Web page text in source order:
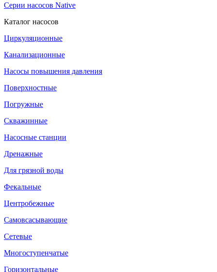
Серии насосов Native
Каталог насосов
Циркуляционные
Канализационные
Насосы повышения давления
Поверхностные
Погружные
Скважинные
Насосные станции
Дренажные
Для грязной воды
Фекальные
Центробежные
Самовсасывающие
Сетевые
Многоступенчатые
Горизонтальные